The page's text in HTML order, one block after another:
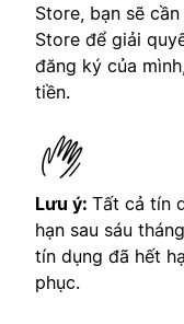
Store, bạn sẽ
Store để giải
đăng ký của
tiền.
Lưu ý: Tất cả tín
hạn sau sáu
tín dụng đã hết
phục.